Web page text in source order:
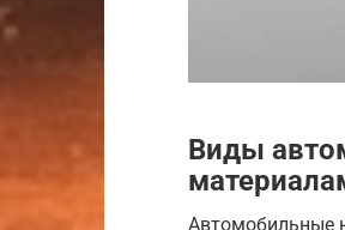
Виды
Автомобильные